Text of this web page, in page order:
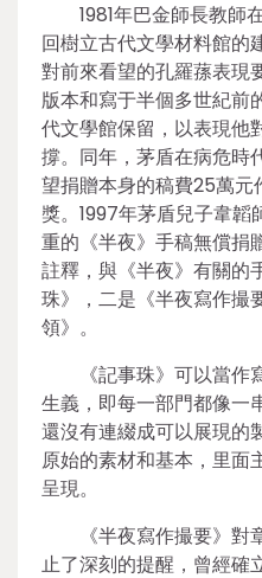
1981年巴金師長教師
回樹立古代文學材料館的
對前來看望的孔羅蓀表現
版本和寫于半個多世紀前
代文學館保留，以表現他
撐。同年，茅盾在病危時
望捐贈本身的稿費25萬
獎。1997年茅盾兒子韋
重的《半夜》手稿無償捐
註釋，與《半夜》有關的
珠》，二是《半夜寫作撮
領》。
《記事珠》可以當
生義，即每一部門都像一
還沒有連綴成可以展現的
原始的素材和基本，里面
呈現。
《半夜寫作撮要》
止了深刻的提醒，曾經確